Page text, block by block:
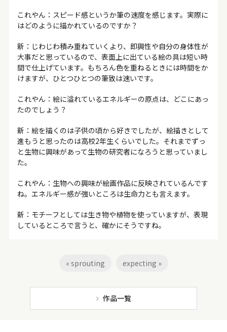
これやん：スピード感というか筆の速度を感じます。実際に
はどのように描かれているのですか？
新：じわじわ積み重ねていくより、即興性や自分の身体性が
大事だと思っているので、表面上に出ている絵の具は短い時
間で仕上げています。もちろん色を重ねるときには時間をか
けますが、ひとつひとつの筆致は速いです。
これやん：絵に溢れているエネルギーの原点は、どこにあっ
たのでしょう？
新：絵を描くのは子供の頃から好きでしたが、絵描きとして
進もうと思ったのは高校2年生くらいでした。それまでずっ
と生物に興味があって生物の研究者になろうと思っていまし
た。
これやん：生物への興味が絵画作品に反映されているんです
ね。エネルギー感が強いところは生命力とも言えます。
新：モチーフとしては生き物や植物を使っていますが、表現
しているところで言うと、確かにそうですね。
« sprouting expecting »
作品一覧